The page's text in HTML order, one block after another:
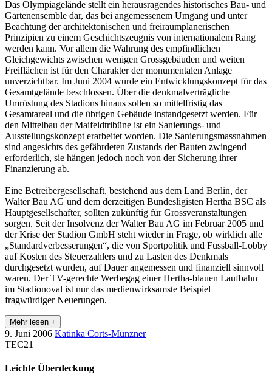
Das Olympiagelände stellt ein herausragendes historisches Bau- und
Gartenensemble dar, das bei angemessenem Umgang und unter
Beachtung der architektonischen und freiraumplanerischen
Prinzipien zu einem Geschichtszeugnis von internationalem Rang
werden kann. Vor allem die Wahrung des empfindlichen
Gleichgewichts zwischen wenigen Grossgebäuden und weiten
Freiflächen ist für den Charakter der monumentalen Anlage
unverzichtbar. Im Juni 2004 wurde ein Entwicklungskonzept für das
Gesamtgelände beschlossen. Über die denkmalverträgliche
Umrüstung des Stadions hinaus sollen so mittelfristig das
Gesamtareal und die übrigen Gebäude instandgesetzt werden. Für
den Mittelbau der Maifeldtribüne ist ein Sanierungs- und
Ausstellungskonzept erarbeitet worden. Die Sanierungsmassnahmen
sind angesichts des gefährdeten Zustands der Bauten zwingend
erforderlich, sie hängen jedoch noch von der Sicherung ihrer
Finanzierung ab.
Eine Betreibergesellschaft, bestehend aus dem Land Berlin, der
Walter Bau AG und dem derzeitigen Bundesligisten Hertha BSC als
Hauptgesellschafter, sollten zukünftig für Grossveranstaltungen
sorgen. Seit der Insolvenz der Walter Bau AG im Februar 2005 und
der Krise der Stadion GmbH steht wieder in Frage, ob wirklich alle
„Standardverbesserungen“, die von Sportpolitik und Fussball-Lobby
auf Kosten des Steuerzahlers und zu Lasten des Denkmals
durchgesetzt wurden, auf Dauer angemessen und finanziell sinnvoll
waren. Der TV-gerechte Werbegag einer Hertha-blauen Laufbahn
im Stadionoval ist nur das medienwirksamste Beispiel
fragwürdiger Neuerungen.
Mehr lesen +
9. Juni 2006 Katinka Corts-Münzner
TEC21
Leichte Überdeckung